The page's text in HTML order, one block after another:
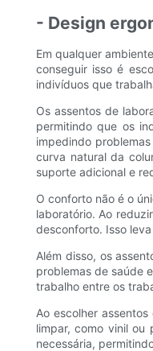
- Design
Em qualquer
conseguir isso é
indivíduos que
Os assentos de
permitindo que os
impedindo
curva natural da
suporte adicional e
O conforto não é o
laboratório. Ao
desconforto. Isso
Além disso, os
problemas de saúde
trabalho entre os
Ao escolher
limpar, como vinil ou
necessária,